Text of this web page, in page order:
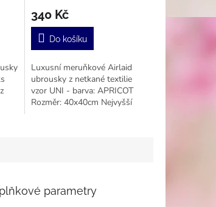
340 Kč
Do košíku
Luxusní meruňkové Airlaid
ubrousky z netkané textilie
vzor UNI - barva: APRICOT
Rozměr: 40x40cm Nejvyšší
parametry